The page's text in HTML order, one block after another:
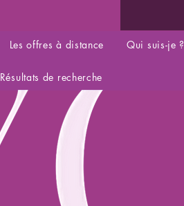
Les offres à distance Qui suis-je ?
Résultats de recherche